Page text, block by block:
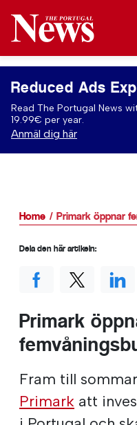
Reduced Ads
Read The Portugal News
19.99€ per year.
Anmäl dig här
Home Primark öppnar
Primark
Fram till
Primark att
Dela den här artikeln: